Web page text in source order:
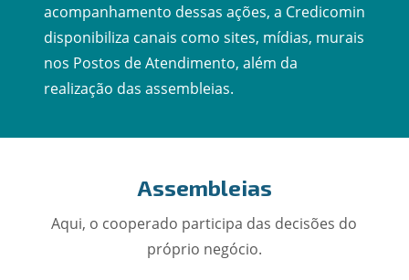
acompanhamento dessas ações, a Credicomin
disponibiliza canais como sites, mídias, murais
nos Postos de Atendimento, além da
realização das assembleias.
Assembleias
Aqui, o cooperado participa das decisões do
próprio negócio.